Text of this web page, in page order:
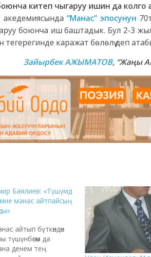
китеп чыгаруу ишин да колго
“Манас” эпосунун
боюнча иш баштадык. Бул 2-3
тегерегинде каражат бөлөлү деп
Зайырбек АЖЫМАТОВ, “Жаңы
Баялиев: «Түшүмдө
манас айтпайсың
айтып бүткөндөн
түшүнбөсөм да
денем тең